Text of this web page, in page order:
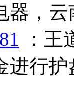
器，
：王
进行护